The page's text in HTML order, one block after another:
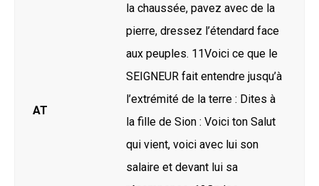
AT
la chaussée, pavez avec de la
pierre, dressez l’étendard face
aux peuples. 11Voici ce que le
SEIGNEUR fait entendre jusqu’à
l’extrémité de la terre : Dites à
la fille de Sion : Voici ton Salut
qui vient, voici avec lui son
salaire et devant lui sa